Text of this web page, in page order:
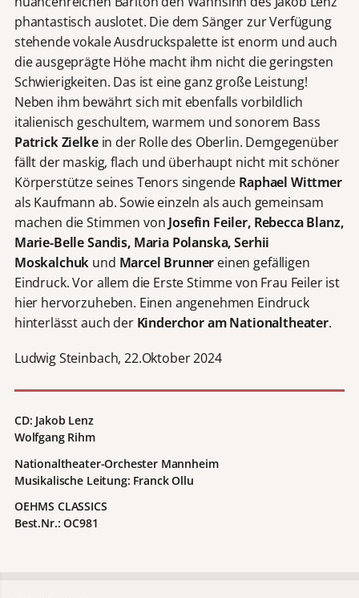
phantastisch auslotet. Die dem Sänger zur Verfügung
stehende vokale Ausdruckspalette ist enorm und auch
die ausgeprägte Höhe macht ihm nicht die geringsten
Schwierigkeiten. Das ist eine ganz große Leistung!
Neben ihm bewährt sich mit ebenfalls vorbildlich
italienisch geschultem, warmem und sonorem Bass
Patrick Zielkein der Rolle des Oberlin. Demgegenüber
fällt der maskig, flach und überhaupt nicht mit schöner
Körperstütze seines Tenors singende Raphael Wittmer
als Kaufmann ab. Sowie einzeln als auch gemeinsam
machen die Stimmen von Josefin Feiler, Rebecca Blanz,
Marie-Belle Sandis, Maria Polanska, Serhii
Moskalchuk und Marcel Brunner einen gefälligen
Eindruck. Vor allem die Erste Stimme von Frau Feiler ist
hier hervorzuheben. Einen angenehmen Eindruck
hinterlässt auch der Kinderchor am Nationaltheater.
Ludwig Steinbach, 22.Oktober 2024
CD: Jakob Lenz
Wolfgang Rihm
Nationaltheater-Orchester Mannheim
Musikalische Leitung: Franck Ollu
OEHMS CLASSICS
Best.Nr.: OC981